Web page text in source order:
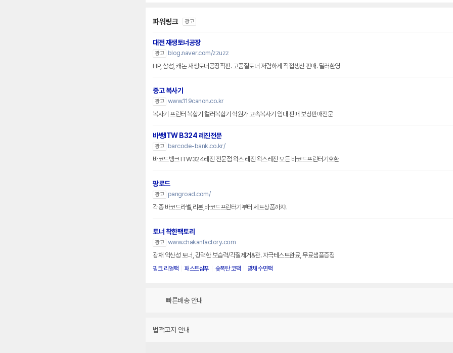
파워링크 광고
대전 재생토너공장
광고
blog.naver.com/zzuzz
HP, 삼성, 캐논 재생토너공장직판. 고품질토너 저렴하게 직접생산 판매. 딜러환영
중고 복사기
광고 www.119canon.co.kr
복사기 프린터 복합기 컬러복합기 학원가 고속복사기 임대 판매 보상판매전문
바뱅ITW B324 레진전문
광고
barcode-bank.co.kr/
바코드뱅크 ITW324레진 전문점 왁스 레진 왁스레진 모든 바코드프린터기호환
팡로드
광고
pangroad.com/
각종 바코드라벨,리본,바코드프린터기부터 세트상품까지!
토너 착한팩토리
광고 www.chakanfactory.com
광채 약산성 토너, 강력한 보습력/각질제거&관. 자극테스트완료, 무료샘플증정
핑크 리얼팩 패스트샴푸 숯폭탄 코팩 광채 수면팩
빠른배송 안내
법적고지 안내